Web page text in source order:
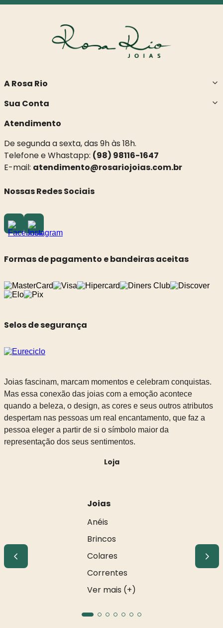
A Rosa Rio
Sua Conta
Atendimento
De segunda a sexta, das 9h às 18h.
Telefone e Whastapp: (98) 98116-1647
E-mail: atendimento@rosariojoias.com.br
Nossas Redes Sociais
Formas de pagamento e bandeiras aceitas
Selos de segurança
Joias fascinam, marcam momentos e celebram conquistas.
Mas essa conexão das joias com a emoção acontece
quando a beleza, o design, as cores e seus outros atributos
despertam nas pessoas um real encantamento, que faz a
pessoa eleger a partir de si o símbolo maior da
representação dos seus sentimentos.
Loja
Joias
Anéis
Brincos
Colares
Correntes
Ver mais (+)